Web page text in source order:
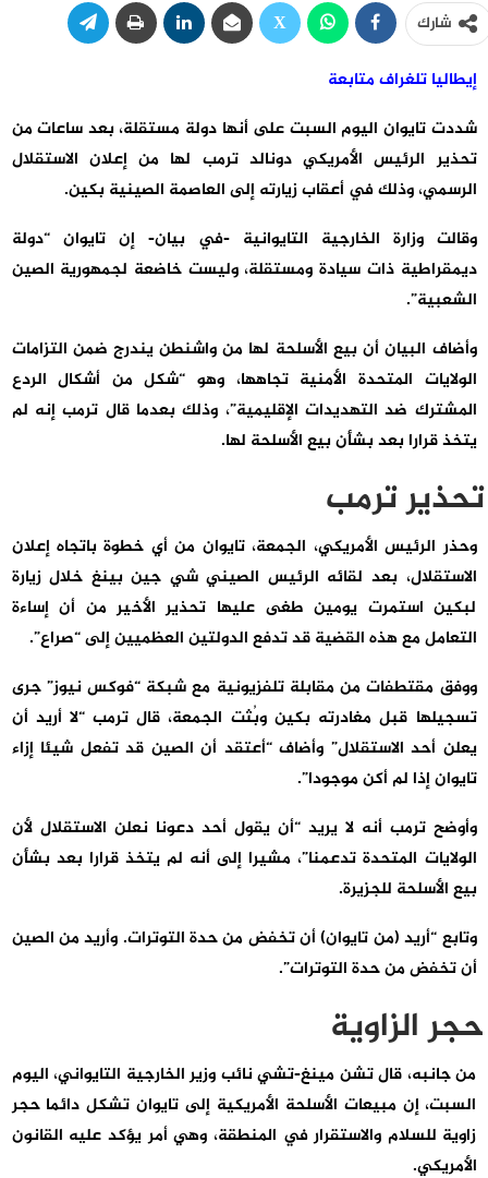
شارك
إيطاليا تلغراف متابعة
شددت تايوان اليوم السبت على أنها دولة مستقلة، بعد ساعات من
تحذير الرئيس الأمريكي دونالد ترمب لها من إعلان الاستقلال
الرسمي، وذلك في أعقاب زيارته إلى العاصمة الصينية بكين.
وقالت وزارة الخارجية التايوانية -في بيان- إن تايوان “دولة
ديمقراطية ذات سيادة ومستقلة، وليست خاضعة لجمهورية الصين
الشعبية”.
وأضاف البيان أن بيع الأسلحة لها من واشنطن يندرج ضمن التزامات
الولايات المتحدة الأمنية تجاهها، وهو “شكل من أشكال الردع
المشترك ضد التهديدات الإقليمية”، وذلك بعدما قال ترمب إنه لم
يتخذ قرارا بعد بشأن بيع الأسلحة لها.
تحذير ترمب
وحذر الرئيس الأمريكي، الجمعة، تايوان من أي خطوة باتجاه إعلان
الاستقلال، بعد لقائه الرئيس الصيني شي جين بينغ خلال زيارة
لبكين استمرت يومين طغى عليها تحذير الأخير من أن إساءة
التعامل مع هذه القضية قد تدفع الدولتين العظميين إلى “صراع”.
ووفق مقتطفات من مقابلة تلفزيونية مع شبكة “فوكس نيوز” جرى
تسجيلها قبل مغادرته بكين وبُثت الجمعة، قال ترمب “لا أريد أن
يعلن أحد الاستقلال” وأضاف “أعتقد أن الصين قد تفعل شيئا إزاء
تايوان إذا لم أكن موجودا”.
وأوضح ترمب أنه لا يريد “أن يقول أحد دعونا نعلن الاستقلال لأن
الولايات المتحدة تدعمنا”، مشيرا إلى أنه لم يتخذ قرارا بعد بشأن
بيع الأسلحة للجزيرة.
وتابع “أريد (من تايوان) أن تخفض من حدة التوترات. وأريد من الصين
أن تخفض من حدة التوترات”.
حجر الزاوية
من جانبه، قال تشن مينغ-تشي نائب وزير الخارجية التايواني، اليوم
السبت، إن مبيعات الأسلحة الأمريكية إلى تايوان تشكل دائما حجر
زاوية للسلام والاستقرار في المنطقة، وهي أمر يؤكد عليه القانون
الأمريكي.